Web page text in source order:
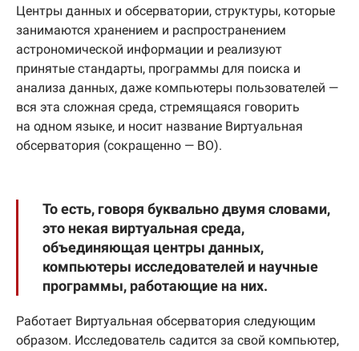
Центры данных и обсерватории, структуры, которые
занимаются хранением и распространением
астрономической информации и реализуют
принятые стандарты, программы для поиска и
анализа данных, даже компьютеры пользователей —
вся эта сложная среда, стремящаяся говорить
на одном языке, и носит название Виртуальная
обсерватория (сокращенно — ВО).
То есть, говоря буквально двумя словами,
это некая виртуальная среда,
объединяющая центры данных,
компьютеры исследователей и научные
программы, работающие на них.
Работает Виртуальная обсерватория следующим
образом. Исследователь садится за свой компьютер,